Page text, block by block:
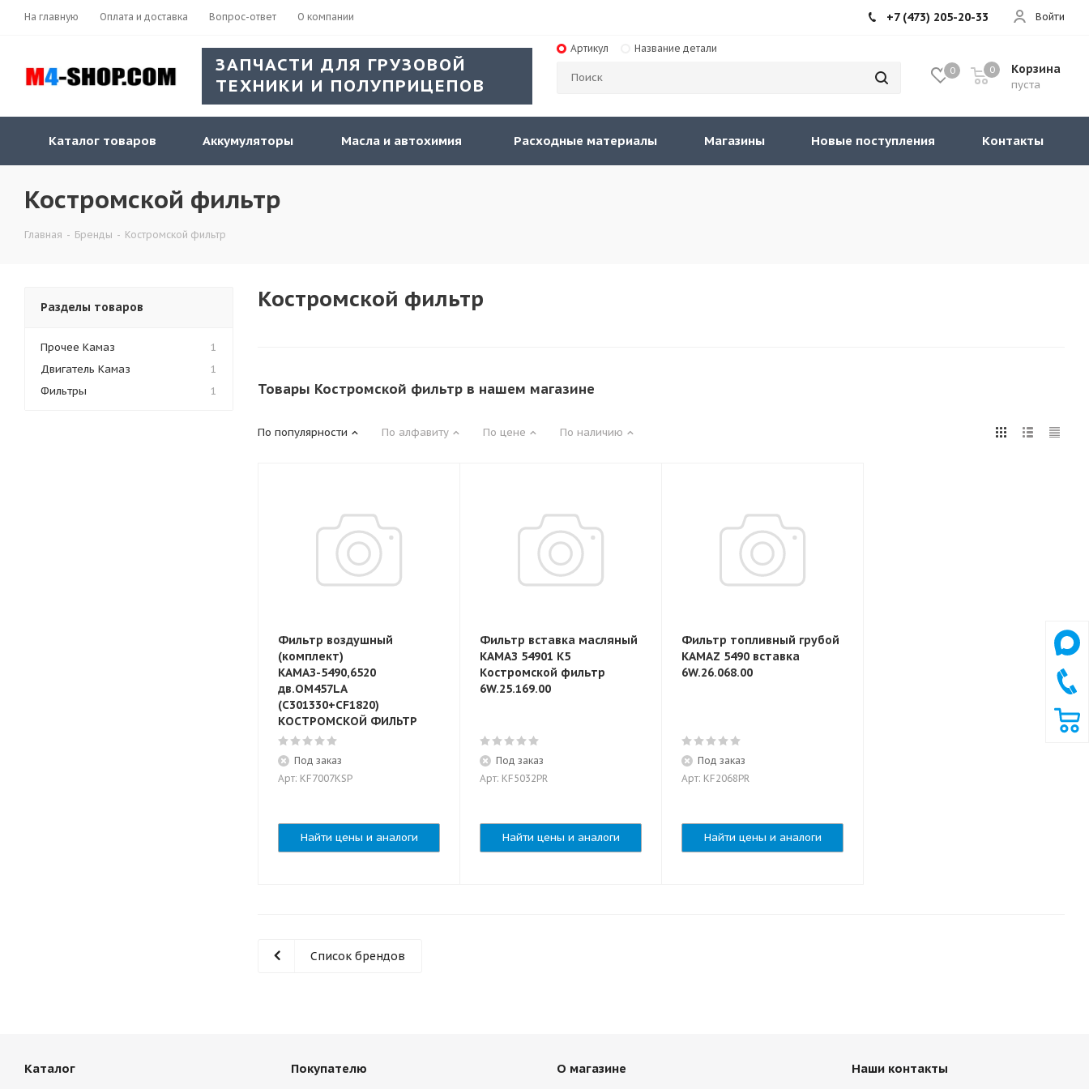
На главную Оплата и доставка Вопрос-ответ О компании Войти
+7 (473) 205-20-33
ЗАПЧАСТИ ДЛЯ ГРУЗОВОЙ
ТЕХНИКИ И ПОЛУПРИЦЕПОВ
Артикул Название детали
0 Корзина
пуста
0
Каталог товаров Аккумуляторы Масла и автохимия Расходные материалы Магазины Новые поступления Контакты
Костромской фильтр
Главная - Бренды - Костромской фильтр
Костромской фильтр
Товары Костромской фильтр в нашем магазине
По популярности По алфавиту По цене По наличию
Фильтр воздушный
(комплект)
КАМАЗ-5490,6520
дв.OM457LA
(C301330+CF1820)
КОСТРОМСКОЙ ФИЛЬТР
Под заказ
Арт: KF7007KSP
Найти цены и аналоги
Фильтр вставка масляный
КАМАЗ 54901 К5
Костромской фильтр
6W.25.169.00
Под заказ
Арт: KF5032PR
Найти цены и аналоги
Фильтр топливный грубой
KAMAZ 5490 вставка
6W.26.068.00
Под заказ
Арт: KF2068PR
Найти цены и аналоги
Список брендов
Разделы товаров
Прочее Камаз
1
Двигатель Камаз
1
Фильтры
1
Каталог Покупателю О магазине Наши контакты